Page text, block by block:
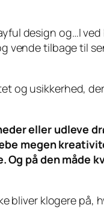
design og…I ved
vende tilbage til
og usikkerhed,
eller udleve
megen
Og på den måde
bliver klogere på,